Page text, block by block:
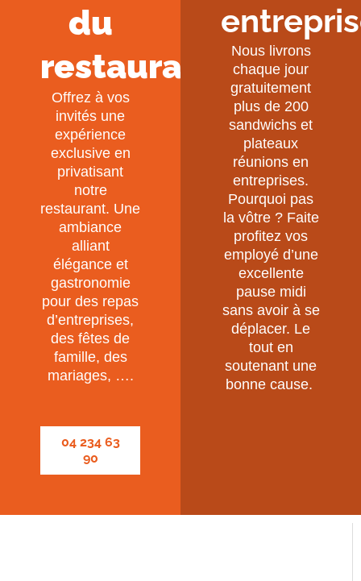
du
restaurant
Offrez à vos
invités une
expérience
exclusive en
privatisant
notre
restaurant. Une
ambiance
alliant
élégance et
gastronomie
pour des repas
d’entreprises,
des fêtes de
famille, des
mariages, ….
04 234 63
90
Nous livrons
chaque jour
gratuitement
plus de 200
sandwichs et
plateaux
réunions en
entreprises.
Pourquoi pas
la vôtre ? Faite
profitez vos
employé d’une
excellente
pause midi
sans avoir à se
déplacer. Le
tout en
soutenant une
bonne cause.